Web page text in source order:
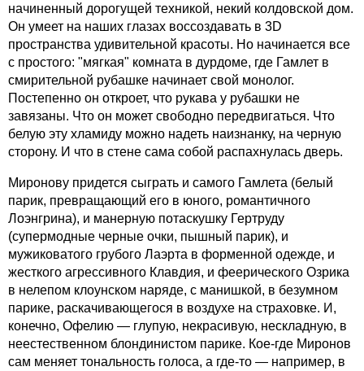
начиненный дорогущей техникой, некий колдовской дом.
Он умеет на наших глазах воссоздавать в 3D
пространства удивительной красоты. Но начинается все
с простого: "мягкая" комната в дурдоме, где Гамлет в
смирительной рубашке начинает свой монолог.
Постепенно он откроет, что рукава у рубашки не
завязаны. Что он может свободно передвигаться. Что
белую эту хламиду можно надеть наизнанку, на черную
сторону. И что в стене сама собой распахнулась дверь.
Миронову придется сыграть и самого Гамлета (белый
парик, превращающий его в юного, романтичного
Лоэнгрина), и манерную потаскушку Гертруду
(супермодные черные очки, пышный парик), и
мужиковатого грубого Лаэрта в форменной одежде, и
жесткого агрессивного Клавдия, и феерического Озрика
в нелепом клоунском наряде, с манишкой, в безумном
парике, раскачивающегося в воздухе на страховке. И,
конечно, Офелию — глупую, некрасивую, нескладную, в
неестественном блондинистом парике. Кое-где Миронов
сам меняет тональность голоса, а где-то — например, в